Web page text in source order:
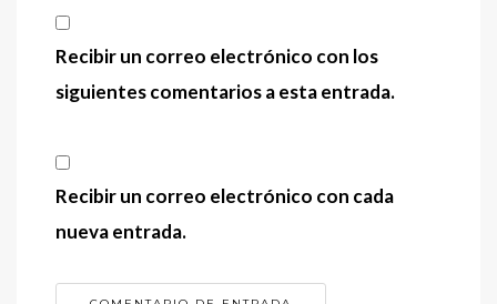
Recibir un correo electrónico con los
siguientes comentarios a esta entrada.
Recibir un correo electrónico con cada
nueva entrada.